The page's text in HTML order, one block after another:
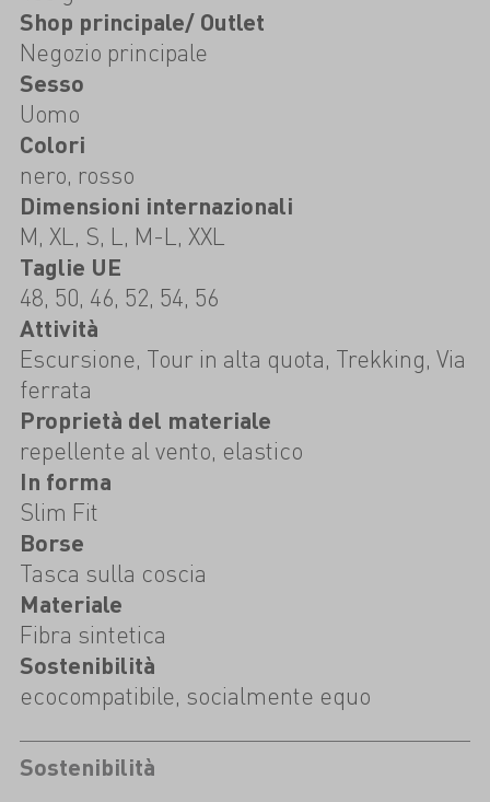
Shop principale/ Outlet
Negozio principale
Sesso
Uomo
Colori
nero, rosso
Dimensioni internazionali
M, XL, S, L, M-L, XXL
Taglie UE
48, 50, 46, 52, 54, 56
Attività
Escursione, Tour in alta quota, Trekking, Via
ferrata
Proprietà del materiale
repellente al vento, elastico
In forma
Slim Fit
Borse
Tasca sulla coscia
Materiale
Fibra sintetica
Sostenibilità
ecocompatibile, socialmente equo
Sostenibilità